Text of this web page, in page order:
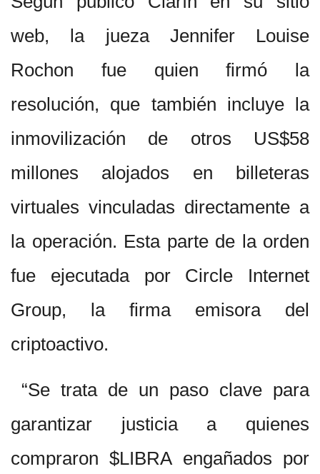
web, la jueza Jennifer Louise
Rochon fue quien firmó la
resolución, que también incluye la
inmovilización de otros US$58
millones alojados en billeteras
virtuales vinculadas directamente a
la operación. Esta parte de la orden
fue ejecutada por Circle Internet
Group, la firma emisora del
criptoactivo.
“Se trata de un paso clave para
garantizar justicia a quienes
compraron $LIBRA engañados por